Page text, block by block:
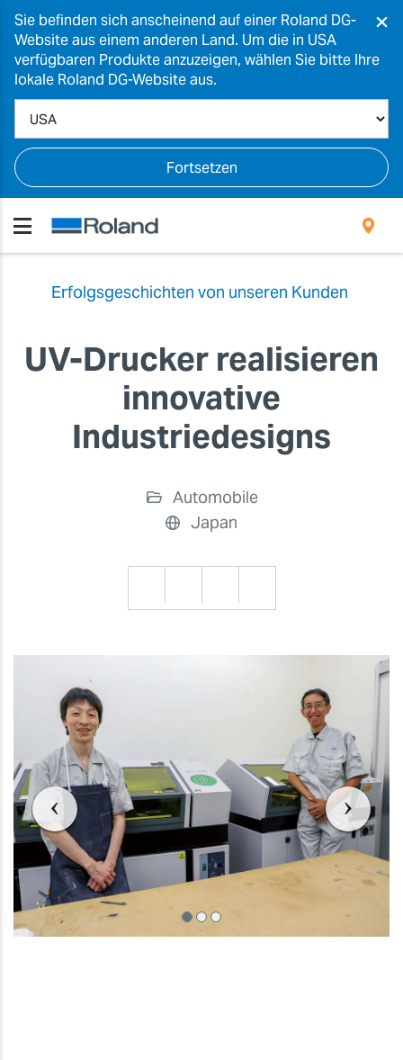
Sie befinden sich anscheinend auf einer Roland DG-
Website aus einem anderen Land. Um die in USA
verfügbaren Produkte anzuzeigen, wählen Sie bitte Ihre
lokale Roland DG-Website aus.
Fortsetzen
×
Erfolgsgeschichten von unseren Kunden
UV-Drucker realisieren
innovative
Industriedesigns
Automobile
Japan